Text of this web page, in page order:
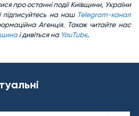
про останні події Київщини, України
підписуйтесь на наш Telegram-канал
Агенція. Також читайте нас
і дивіться на YouTube.